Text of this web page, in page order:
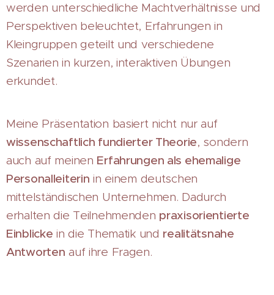
werden unterschiedliche Machtverhältnisse und
Perspektiven beleuchtet, Erfahrungen in
Kleingruppen geteilt und verschiedene
Szenarien in kurzen, interaktiven Übungen
erkundet.
Meine Präsentation basiert nicht nur auf
wissenschaftlich fundierter Theorie, sondern
auch auf meinen Erfahrungen als ehemalige
Personalleiterin in einem deutschen
mittelständischen Unternehmen. Dadurch
erhalten die Teilnehmenden praxisorientierte
Einblicke in die Thematik und realitätsnahe
Antworten auf ihre Fragen.